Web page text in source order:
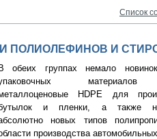
Список
ПОЛИОЛЕФИНОВ И
В обеих группах немало
HDPE для
и пленки, а также
новых типов
производства